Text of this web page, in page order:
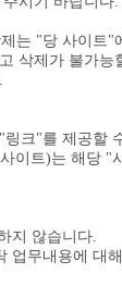
는 "당 사이트"
삭제가 불가능
크"를 제공할
이트)는 해당 "
지 않습니다.
업무내용에 대